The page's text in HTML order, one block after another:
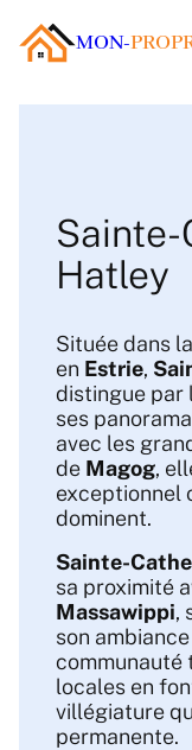
MON-
Hatley
Située dans la
en Estrie,
distingue par
ses
avec les
de Magog,
exceptionnel
dominent.
Sainte-
sa proximité
Massawippi,
son
communauté
locales en
villégiature
permanente.